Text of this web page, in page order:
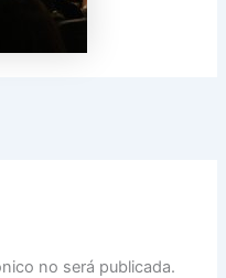
no será publicada.